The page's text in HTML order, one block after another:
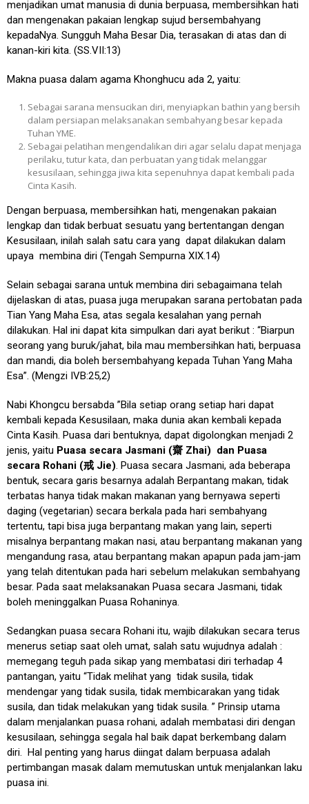
menjadikan umat manusia di dunia berpuasa, membersihkan hati
dan mengenakan pakaian lengkap sujud bersembahyang
kepadaNya. Sungguh Maha Besar Dia, terasakan di atas dan di
kanan-kiri kita. (SS.VII:13)
Makna puasa dalam agama Khonghucu ada 2, yaitu:
Sebagai sarana mensucikan diri, menyiapkan bathin yang bersih
dalam persiapan melaksanakan sembahyang besar kepada
Tuhan YME.
Sebagai pelatihan mengendalikan diri agar selalu dapat menjaga
perilaku, tutur kata, dan perbuatan yang tidak melanggar
kesusilaan, sehingga jiwa kita sepenuhnya dapat kembali pada
Cinta Kasih.
Dengan berpuasa, membersihkan hati, mengenakan pakaian
lengkap dan tidak berbuat sesuatu yang bertentangan dengan
Kesusilaan, inilah salah satu cara yang dapat dilakukan dalam
upaya membina diri (Tengah Sempurna XIX.14)
Selain sebagai sarana untuk membina diri sebagaimana telah
dijelaskan di atas, puasa juga merupakan sarana pertobatan pada
Tian Yang Maha Esa, atas segala kesalahan yang pernah
dilakukan. Hal ini dapat kita simpulkan dari ayat berikut : “Biarpun
seorang yang buruk/jahat, bila mau membersihkan hati, berpuasa
dan mandi, dia boleh bersembahyang kepada Tuhan Yang Maha
Esa”. (Mengzi IVB:25,2)
Nabi Khongcu bersabda ”Bila setiap orang setiap hari dapat
kembali kepada Kesusilaan, maka dunia akan kembali kepada
Cinta Kasih. Puasa dari bentuknya, dapat digolongkan menjadi 2
jenis, yaitu Puasa secara Jasmani (齋 Zhai) dan Puasa
secara Rohani (戒 Jie). Puasa secara Jasmani, ada beberapa
bentuk, secara garis besarnya adalah Berpantang makan, tidak
terbatas hanya tidak makan makanan yang bernyawa seperti
daging (vegetarian) secara berkala pada hari sembahyang
tertentu, tapi bisa juga berpantang makan yang lain, seperti
misalnya berpantang makan nasi, atau berpantang makanan yang
mengandung rasa, atau berpantang makan apapun pada jam-jam
yang telah ditentukan pada hari sebelum melakukan sembahyang
besar. Pada saat melaksanakan Puasa secara Jasmani, tidak
boleh meninggalkan Puasa Rohaninya.
Sedangkan puasa secara Rohani itu, wajib dilakukan secara terus
menerus setiap saat oleh umat, salah satu wujudnya adalah :
memegang teguh pada sikap yang membatasi diri terhadap 4
pantangan, yaitu “Tidak melihat yang tidak susila, tidak
mendengar yang tidak susila, tidak membicarakan yang tidak
susila, dan tidak melakukan yang tidak susila. ” Prinsip utama
dalam menjalankan puasa rohani, adalah membatasi diri dengan
kesusilaan, sehingga segala hal baik dapat berkembang dalam
diri. Hal penting yang harus diingat dalam berpuasa adalah
pertimbangan masak dalam memutuskan untuk menjalankan laku
puasa ini.